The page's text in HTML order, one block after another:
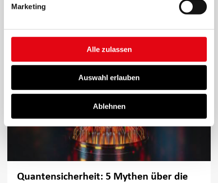
Marketing
Alle zulassen
Auswahl erlauben
Ablehnen
Quantensicherheit: 5 Mythen über die